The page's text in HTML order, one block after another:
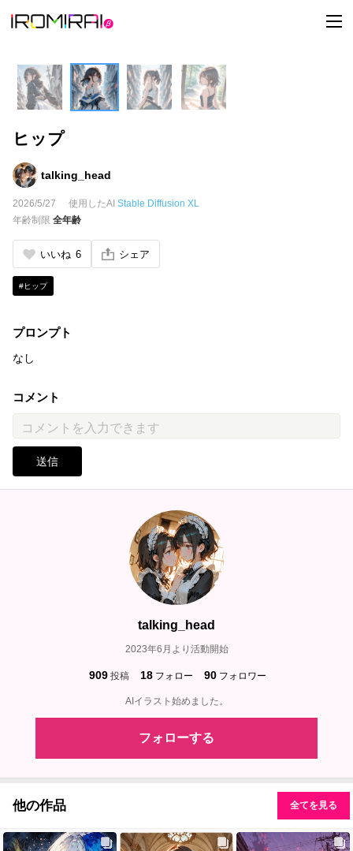
t
o
ヒップ
talking_head
2026/5/27 使用したAI Stable Diffusion XL
年齢制限 全年齢
いいね 6 シェア
#ヒップ
プロンプト
なし
コメント
送信
talking_head
2023年6月より活動開始
909 投稿 18 フォロー 90 フォロワー
AIイラスト始めました。
フォローする
他の作品 全てを見る